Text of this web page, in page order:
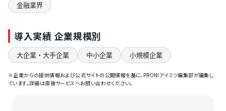
金融業界
導入実績 企業規模別
大企業・大手企業 中小企業 小規模企業
※企業からの提供情報および公式サイトの公開情報を基に、PRONIアイミツ編集部が編集し
ています。詳細は直接サービスへお問い合わせください。